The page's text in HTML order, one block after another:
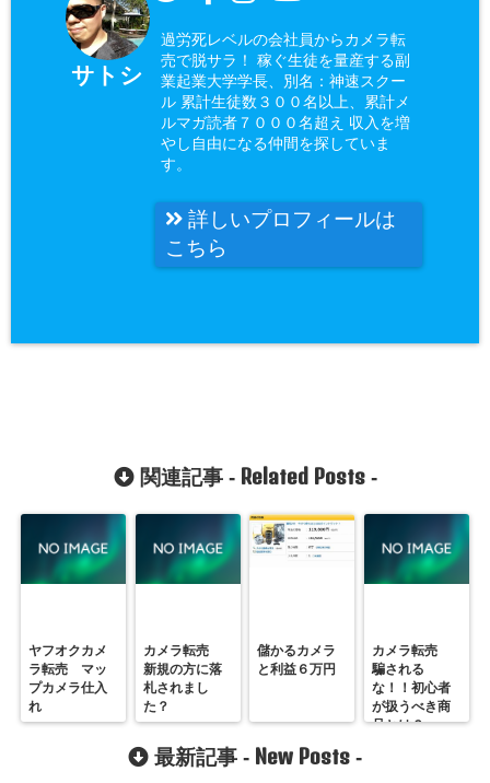
サトシ
過労死レベルの会社員からカメラ転
売で脱サラ！ 稼ぐ生徒を量産する副
業起業大学学長、別名：神速スクー
ル 累計生徒数３００名以上、累計メ
ルマガ読者７０００名超え 収入を増
やし自由になる仲間を探していま
す。
詳しいプロフィールは
こちら
関連記事 - Related Posts-
ヤフオクカメ
ラ転売 マッ
プカメラ仕入
れ
カメラ転売
新規の方に落
札されまし
た？
儲かるカメラ
と利益６万円
カメラ転売
騙される
な！！初心者
が扱うべき商
品とは？
最新記事 - New Posts -